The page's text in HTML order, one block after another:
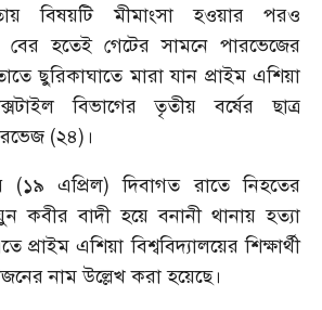
বিষয়টি মীমাংসা হওয়ার পরও
বের হতেই গেটের সামনে পারভেজের
ছুরিকাঘাতে মারা যান প্রাইম এশিয়া
বিভাগের তৃতীয় বর্ষের ছাত্র
(২৪)।
(১৯ এপ্রিল) দিবাগত রাতে নিহতের
কবীর বাদী হয়ে বনানী থানায় হত্যা
এশিয়া বিশ্ববিদ্যালয়ের শিক্ষার্থী
নাম উল্লেখ করা হয়েছে।